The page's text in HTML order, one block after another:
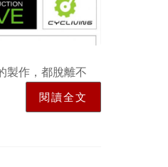
製作，都脫離不
閱讀全文